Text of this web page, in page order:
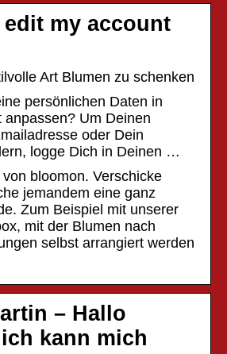
edit my account
Art Blumen zu schenken
persönlichen Daten in
anpassen? Um Deinen
oder Dein
logge Dich in Deinen …
bloomon. Verschicke
jemandem eine ganz
Zum Beispiel mit unserer
mit der Blumen nach
selbst arrangiert werden
– Hallo
kann mich